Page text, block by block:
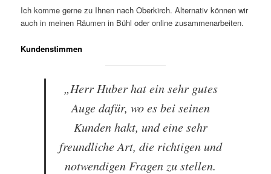
Ich komme gerne zu Ihnen nach Oberkirch. Alternativ können wir
auch in meinen Räumen in Bühl oder online zusammenarbeiten.
Kundenstimmen
„Herr Huber hat ein sehr gutes
Auge dafür, wo es bei seinen
Kunden hakt, und eine sehr
freundliche Art, die richtigen und
notwendigen Fragen zu stellen.